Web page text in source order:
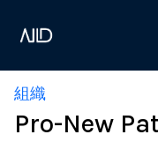
組織
Pro-New